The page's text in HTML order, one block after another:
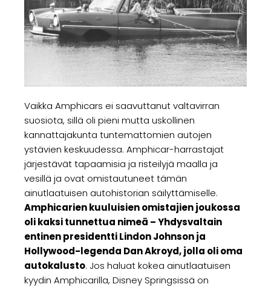
Vaikka Amphicars ei saavuttanut valtavirran
suosiota, sillä oli pieni mutta uskollinen
kannattajakunta tuntemattomien autojen
ystävien keskuudessa. Amphicar-harrastajat
järjestävät tapaamisia ja risteilyjä maalla ja
vesillä ja ovat omistautuneet tämän
ainutlaatuisen autohistorian säilyttämiselle.
Amphicarien kuuluisien omistajien joukossa
oli kaksi tunnettua nimeä – Yhdysvaltain
entinen presidentti Lindon Johnson ja
Hollywood-legenda Dan Akroyd, jolla oli oma
autokalusto. Jos haluat kokea ainutlaatuisen
kyydin Amphicarilla, Disney Springsissä on